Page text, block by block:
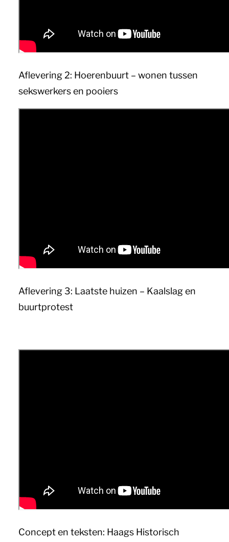
Aflevering 2: Hoerenbuurt – wonen tussen
sekswerkers en pooiers
Aflevering 3: Laatste huizen – Kaalslag en
buurtprotest
Concept en teksten: Haags Historisch